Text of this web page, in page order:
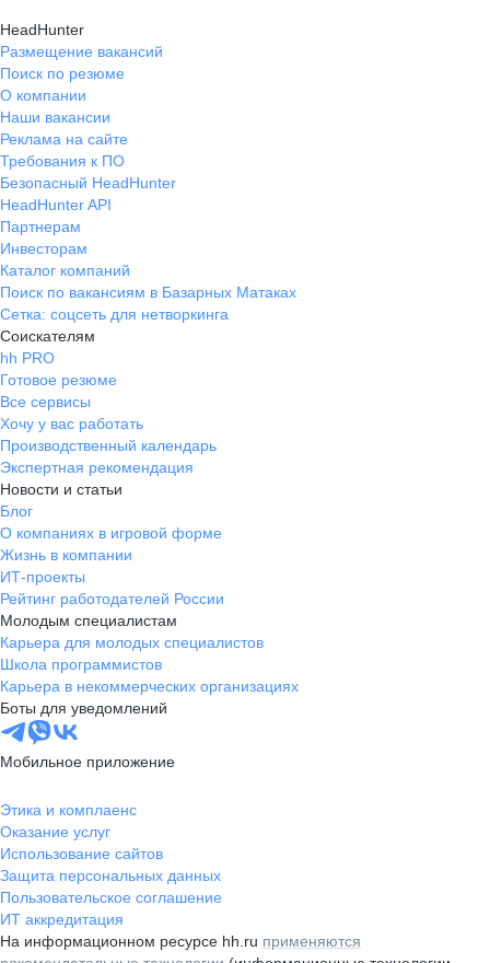
HeadHunter
Размещение вакансий
Поиск по резюме
О компании
Наши вакансии
Реклама на сайте
Требования к ПО
Безопасный HeadHunter
HeadHunter API
Партнерам
Инвесторам
Каталог компаний
Поиск по вакансиям в Базарных Матаках
Сетка: соцсеть для нетворкинга
Соискателям
hh PRO
Готовое резюме
Все сервисы
Хочу у вас работать
Производственный календарь
Экспертная рекомендация
Новости и статьи
Блог
О компаниях в игровой форме
Жизнь в компании
ИТ-проекты
Рейтинг работодателей России
Молодым специалистам
Карьера для молодых специалистов
Школа программистов
Карьера в некоммерческих организациях
Боты для уведомлений
Мобильное приложение
Этика и комплаенс
Оказание услуг
Использование сайтов
Защита персональных данных
Пользовательское соглашение
ИТ аккредитация
На информационном ресурсе hh.ru применяются